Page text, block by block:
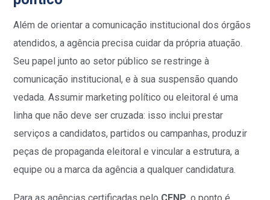
Além de orientar a comunicação institucional dos órgãos
atendidos, a agência precisa cuidar da própria atuação.
Seu papel junto ao setor público se restringe à
comunicação institucional, e à sua suspensão quando
vedada. Assumir marketing político ou eleitoral é uma
linha que não deve ser cruzada: isso inclui prestar
serviços a candidatos, partidos ou campanhas, produzir
peças de propaganda eleitoral e vincular a estrutura, a
equipe ou a marca da agência a qualquer candidatura.